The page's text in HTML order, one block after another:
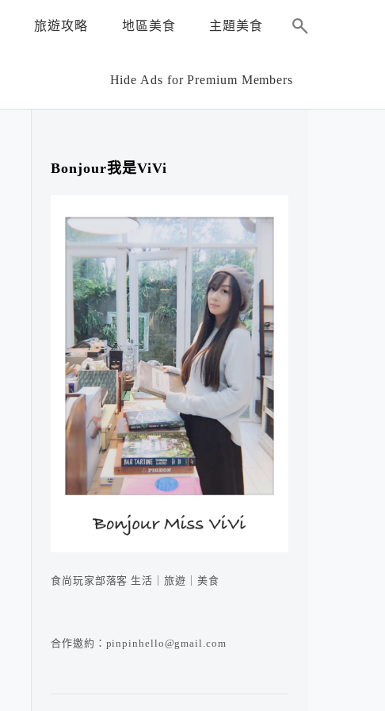
旅遊攻略 地區美食 主題美食
Hide Ads for Premium Members
Bonjour我是ViVi
食尚玩家部落客 生活｜旅遊｜美食
合作邀約：pinpinhello@gmail.com